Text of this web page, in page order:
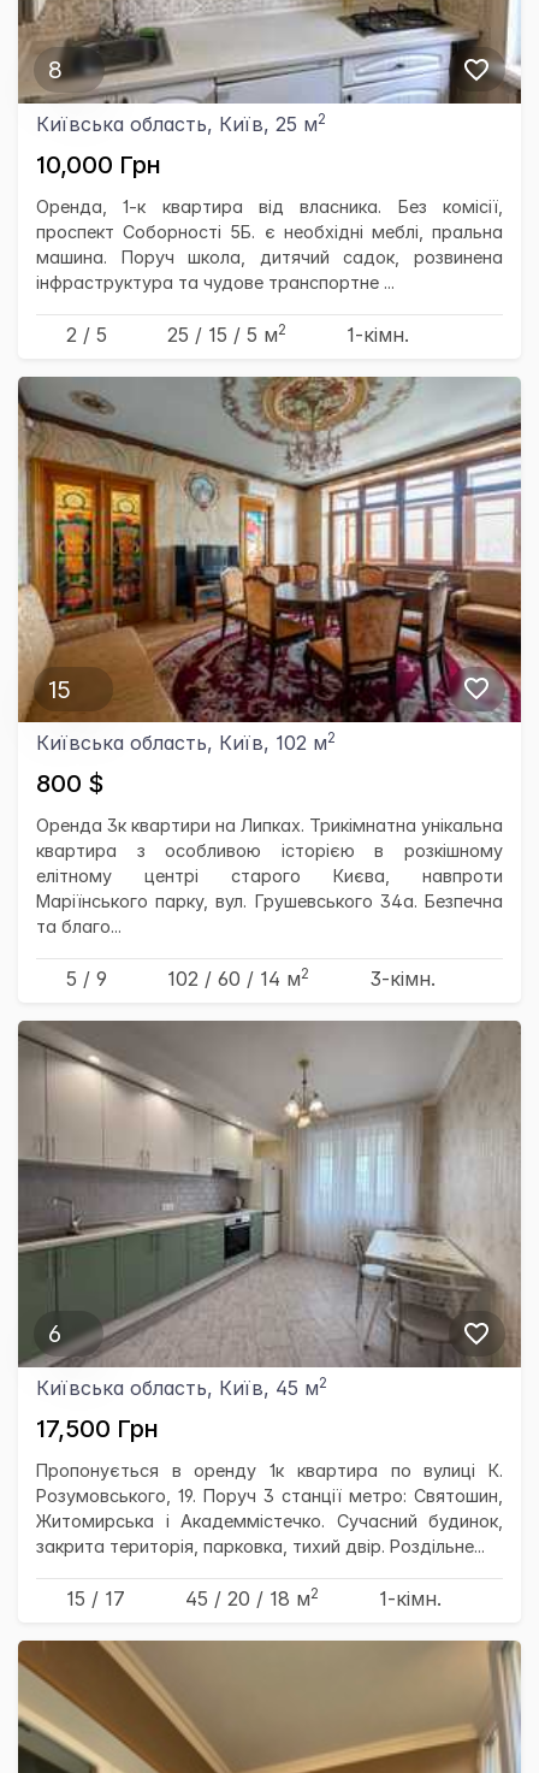
8
Київська область, Київ, 25 м2
10,000 Грн
Оренда, 1-к квартира від власника. Без комісії,
проспект Соборності 5Б. є необхідні меблі, пральна
машина. Поруч школа, дитячий садок, розвинена
інфраструктура та чудове транспортне ...
2 / 5 25 / 15 / 5 м2 1-кімн.
15
Київська область, Київ, 102 м2
800 $
Оренда 3к квартири на Липках. Трикімнатна унікальна
квартира з особливою історією в розкішному
елітному центрі старого Києва, навпроти
Маріїнського парку, вул. Грушевського 34а. Безпечна
та благо...
5 / 9 102 / 60 / 14 м2 3-кімн.
6
Київська область, Київ, 45 м2
17,500 Грн
Пропонується в оренду 1к квартира по вулиці К.
Розумовського, 19. Поруч 3 станції метро: Святошин,
Житомирська і Академмістечко. Сучасний будинок,
закрита територія, парковка, тихий двір. Роздільне...
15 / 17 45 / 20 / 18 м2 1-кімн.